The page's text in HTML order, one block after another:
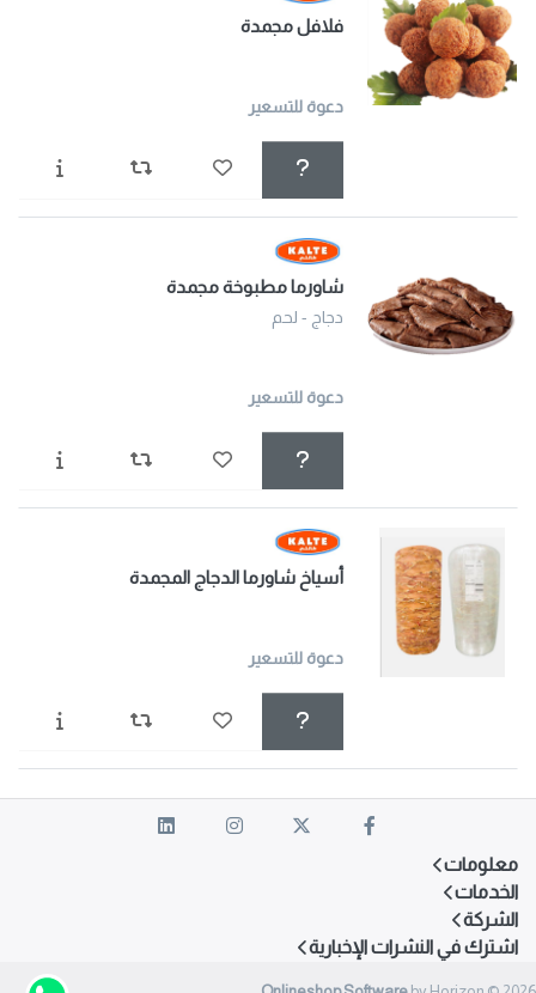
فلافل مجمدة
دعوة للتسعير
شاورما مطبوخة مجمدة
دجاج - لحم
دعوة للتسعير
أسياخ شاورما الدجاج المجمدة
دعوة للتسعير
معلومات
الخدمات
الشركة
اشترك في النشرات الإخبارية